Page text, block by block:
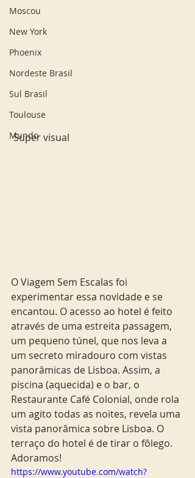
Moscou
New York
Phoenix
Nordeste Brasil
Sul Brasil
Toulouse
Mundo
Super visual
O Viagem Sem Escalas foi
experimentar essa novidade e se
encantou. O acesso ao hotel é feito
através de uma estreita passagem,
um pequeno túnel, que nos leva a
um secreto miradouro com vistas
panorâmicas de Lisboa. Assim, a
piscina (aquecida) e o bar, o
Restaurante Café Colonial, onde rola
um agito todas as noites, revela uma
vista panorâmica sobre Lisboa. O
terraço do hotel é de tirar o fôlego.
Adoramos!
https://www.youtube.com/watch?